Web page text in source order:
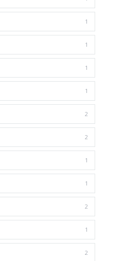
1
1
1
1
2
2
1
1
2
1
2